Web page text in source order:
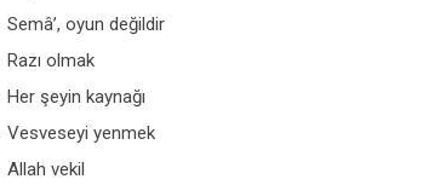
Semâ’, oyun değildir
Razı olmak
Her şeyin kaynağı
Vesveseyi yenmek
Allah vekil